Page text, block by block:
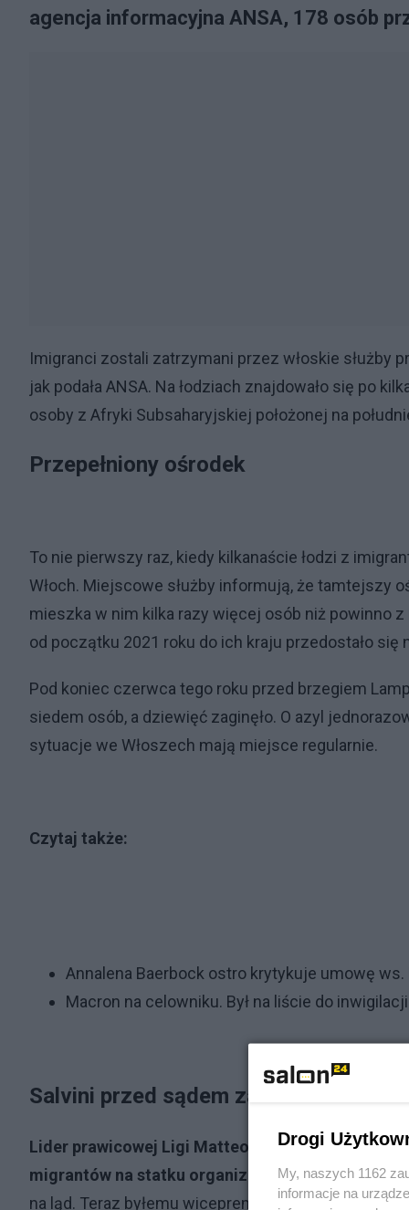
agencja informacyjna ANSA, 178 osób
Imigranci zostali zatrzymani przez włoskie służby
jak podała ANSA. Na łodziach znajdowało się po
osoby z Afryki Subsaharyjskiej położonej na
Przepełniony ośrodek
To nie pierwszy raz, kiedy kilkanaście łodzi z
Włoch. Miejscowe służby informują, że tamtejszy
mieszka w nim kilka razy więcej osób niż powinno
od początku 2021 roku do ich kraju przedostało się
Pod koniec czerwca tego roku przed brzegiem
siedem osób, a dziewięć zaginęło. O azyl
sytuacje we Włoszech mają miejsce regularnie.
Czytaj także:
Annalena Baerbock ostro krytykuje umowę
Macron na celowniku. Był na liście do
Salvini przed sądem za
Lider prawicowej Ligi Matteo Salvini decyzją
migrantów na statku organizacji pozarządowej.
na ląd. Teraz byłemu wicepremierowi grozi 15 lat
Drogi
My, naszych 1162
informacje na